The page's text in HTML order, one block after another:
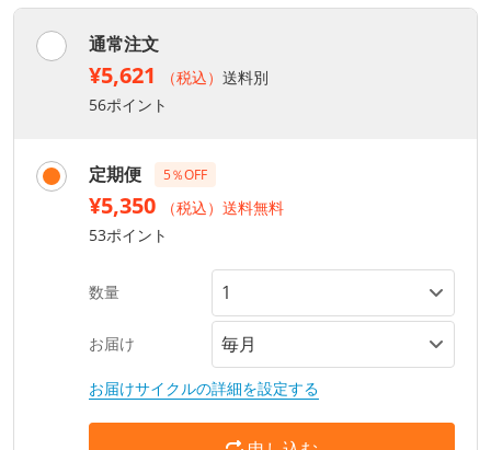
通常注文
¥5,621 （税込） 送料別
56ポイント
定期便 5％OFF
¥5,350
（税込）送料無料
53ポイント
数量
お届け
お届けサイクルの詳細を設定する